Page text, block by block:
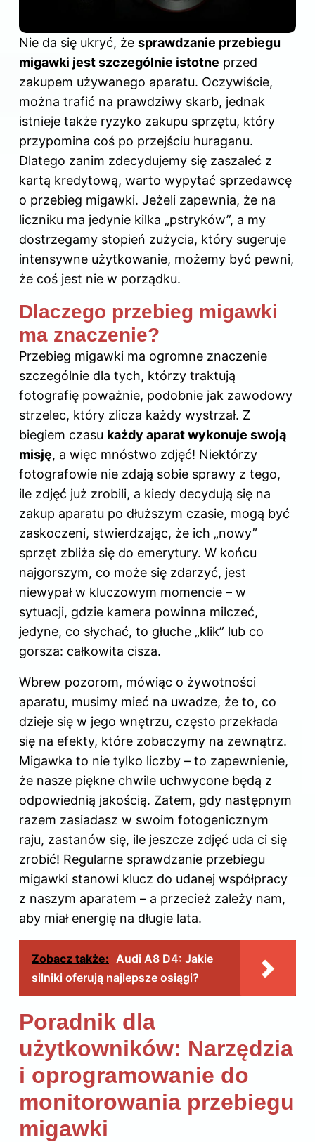
Nie da się ukryć, że sprawdzanie przebiegu
migawki jest szczególnie istotne przed
zakupem używanego aparatu. Oczywiście,
można trafić na prawdziwy skarb, jednak
istnieje także ryzyko zakupu sprzętu, który
przypomina coś po przejściu huraganu.
Dlatego zanim zdecydujemy się zaszaleć z
kartą kredytową, warto wypytać sprzedawcę
o przebieg migawki. Jeżeli zapewnia, że na
liczniku ma jedynie kilka „pstryków”, a my
dostrzegamy stopień zużycia, który sugeruje
intensywne użytkowanie, możemy być pewni,
że coś jest nie w porządku.
Dlaczego przebieg migawki
ma znaczenie?
Przebieg migawki ma ogromne znaczenie
szczególnie dla tych, którzy traktują
fotografię poważnie, podobnie jak zawodowy
strzelec, który zlicza każdy wystrzał. Z
biegiem czasu każdy aparat wykonuje swoją
misję, a więc mnóstwo zdjęć! Niektórzy
fotografowie nie zdają sobie sprawy z tego,
ile zdjęć już zrobili, a kiedy decydują się na
zakup aparatu po dłuższym czasie, mogą być
zaskoczeni, stwierdzając, że ich „nowy”
sprzęt zbliża się do emerytury. W końcu
najgorszym, co może się zdarzyć, jest
niewypał w kluczowym momencie – w
sytuacji, gdzie kamera powinna milczeć,
jedyne, co słychać, to głuche „klik” lub co
gorsza: całkowita cisza.
Wbrew pozorom, mówiąc o żywotności
aparatu, musimy mieć na uwadze, że to, co
dzieje się w jego wnętrzu, często przekłada
się na efekty, które zobaczymy na zewnątrz.
Migawka to nie tylko liczby – to zapewnienie,
że nasze piękne chwile uchwycone będą z
odpowiednią jakością. Zatem, gdy następnym
razem zasiadasz w swoim fotogenicznym
raju, zastanów się, ile jeszcze zdjęć uda ci się
zrobić! Regularne sprawdzanie przebiegu
migawki stanowi klucz do udanej współpracy
z naszym aparatem – a przecież zależy nam,
aby miał energię na długie lata.
Zobacz także: Audi A8 D4: Jakie
silniki oferują najlepsze osiągi?
Poradnik dla
użytkowników: Narzędzia
i oprogramowanie do
monitorowania przebiegu
migawki